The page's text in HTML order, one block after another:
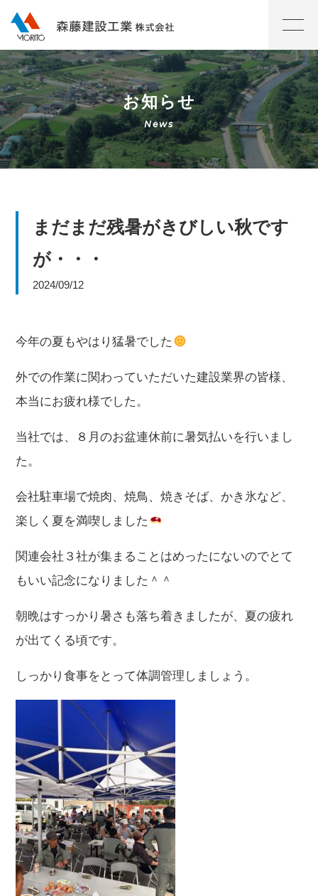
お知らせ
まだまだ残暑がきびしい秋です
が・・・
2024/09/12
今年の夏もやはり猛暑でした
外での作業に関わっていただいた建設業界の皆様、
本当にお疲れ様でした。
当社では、８月のお盆連休前に暑気払いを行いまし
た。
会社駐車場で焼肉、焼鳥、焼きそば、かき氷など、
楽しく夏を満喫しました
関連会社３社が集まることはめったにないのでとて
もいい記念になりました＾＾
朝晩はすっかり暑さも落ち着きましたが、夏の疲れ
が出てくる頃です。
しっかり食事をとって体調管理しましょう。